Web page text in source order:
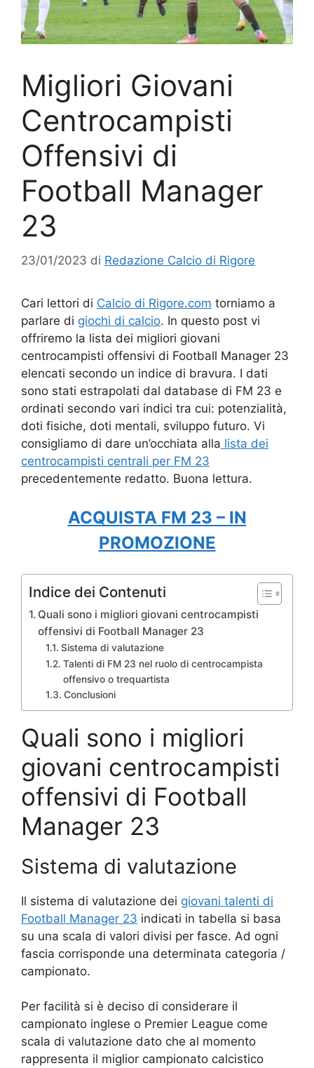
Migliori Giovani
Centrocampisti
Offensivi di
Football Manager
23
23/01/2023 di Redazione Calcio di Rigore
Cari lettori di Calcio di Rigore.com torniamo a
parlare di giochi di calcio. In questo post vi
offriremo la lista dei migliori giovani
centrocampisti offensivi di Football Manager 23
elencati secondo un indice di bravura. I dati
sono stati estrapolati dal database di FM 23 e
ordinati secondo vari indici tra cui: potenzialità,
doti fisiche, doti mentali, sviluppo futuro. Vi
consigliamo di dare un’occhiata alla lista dei
centrocampisti centrali per FM 23
precedentemente redatto. Buona lettura.
ACQUISTA FM 23 – IN
PROMOZIONE
Indice dei Contenuti
Quali sono i migliori giovani centrocampisti
offensivi di Football Manager 23
Sistema di valutazione
Talenti di FM 23 nel ruolo di centrocampista
offensivo o trequartista
Conclusioni
Quali sono i migliori
giovani centrocampisti
offensivi di Football
Manager 23
Sistema di valutazione
Il sistema di valutazione dei giovani talenti di
Football Manager 23 indicati in tabella si basa
su una scala di valori divisi per fasce. Ad ogni
fascia corrisponde una determinata categoria /
campionato.
Per facilità si è deciso di considerare il
campionato inglese o Premier League come
scala di valutazione dato che al momento
rappresenta il miglior campionato calcistico